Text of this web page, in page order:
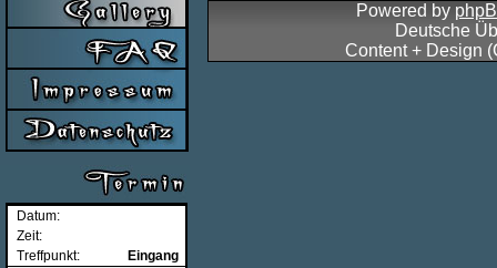
Datum:
Zeit:
Treffpunkt:
Eingang
Powered by
Deutsche
Content + Design